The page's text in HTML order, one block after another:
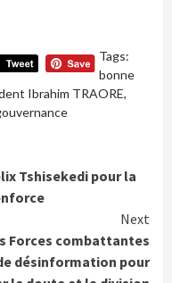
Tags:
bonne
Ibrahim TRAORE,
Tshisekedi pour la
Next
Forces combattantes
désinformation pour